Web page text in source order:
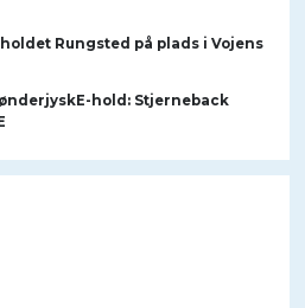
Rungsted på plads i Vojens
hold: Stjerneback